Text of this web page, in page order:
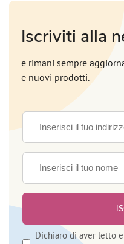
Iscriviti alla
e rimani sempre
e nuovi prodotti.
Dichiaro di aver letto e